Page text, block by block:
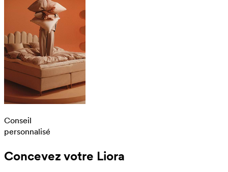
Conseil
personnalisé
Concevez votre Liora